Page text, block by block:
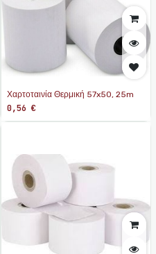
Χαρτοταινία Θερμική 57x50, 25m
0,56 €